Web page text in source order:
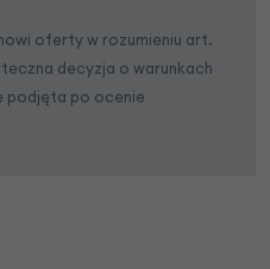
oferty w rozumieniu art.
decyzja o warunkach
podjęta po ocenie